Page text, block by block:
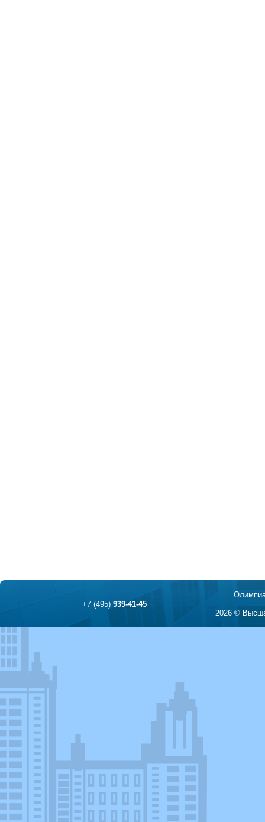
+7 (495)939-41-45
2026 ©